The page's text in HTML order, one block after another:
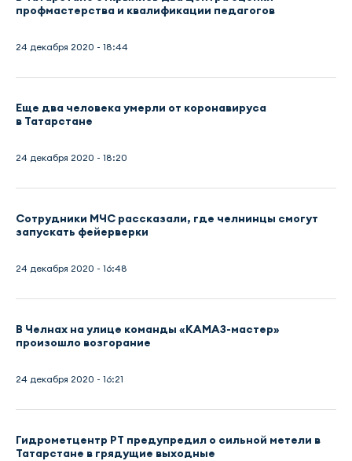
профмастерства и квалификации педагогов
24 декабря 2020 - 18:44
Еще два человека умерли от коронавируса
в Татарстане
24 декабря 2020 - 18:20
Сотрудники МЧС рассказали, где челнинцы смогут
запускать фейерверки
24 декабря 2020 - 16:48
В Челнах на улице команды «КАМАЗ-мастер»
произошло возгорание
24 декабря 2020 - 16:21
Гидрометцентр РТ предупредил о сильной метели в
Татарстане в грядущие выходные